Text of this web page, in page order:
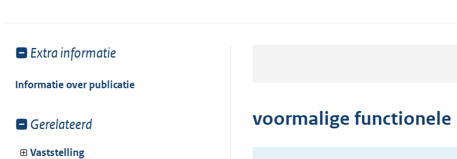
Toon
van:
Extra informatie
Informatie over publicatie
Toon
van:
Gerelateerd
Vaststelling
voormalige